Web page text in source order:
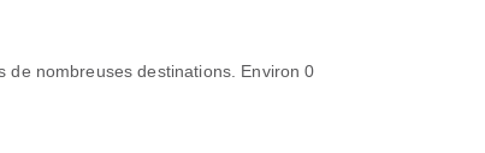
de nombreuses destinations. Environ 0